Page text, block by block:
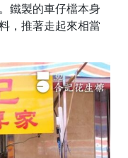
鐵製的車仔檔本身
，推著走起來相當